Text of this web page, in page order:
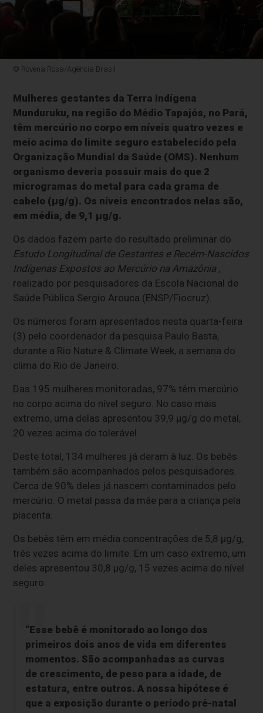
© Rovena Rosa/Agência Brasil
Mulheres gestantes da Terra Indígena
Munduruku, na região do Médio Tapajós, no Pará,
têm mercúrio no corpo em níveis quatro vezes e
meio acima do limite seguro estabelecido pela
Organização Mundial da Saúde (OMS). Nenhum
organismo deveria possuir mais do que 2
microgramas do metal para cada grama de
cabelo (µg/g). Os níveis encontrados nelas são,
em média, de 9,1 µg/g.
Os dados fazem parte do resultado preliminar do
Estudo Longitudinal de Gestantes e Recém-Nascidos
Indígenas Expostos ao Mercúrio na Amazônia ,
realizado por pesquisadores da Escola Nacional de
Saúde Pública Sergio Arouca (ENSP/Fiocruz).
Os números foram apresentados nesta quarta-feira
(3) pelo coordenador da pesquisa Paulo Basta,
durante a Rio Nature & Climate Week, a semana do
clima do Rio de Janeiro.
Das 195 mulheres monitoradas, 97% têm mercúrio
no corpo acima do nível seguro. No caso mais
extremo, uma delas apresentou 39,9 µg/g do metal,
20 vezes acima do tolerável.
Deste total, 134 mulheres já deram à luz. Os bebês
também são acompanhados pelos pesquisadores.
Cerca de 90% deles já nascem contaminados pelo
mercúrio. O metal passa da mãe para a criança pela
placenta.
Os bebês têm em média concentrações de 5,8 µg/g,
três vezes acima do limite. Em um caso extremo, um
deles apresentou 30,8 µg/g, 15 vezes acima do nível
seguro.
“Esse bebê é monitorado ao longo dos
primeiros dois anos de vida em diferentes
momentos. São acompanhadas as curvas
de crescimento, de peso para a idade, de
estatura, entre outros. A nossa hipótese é
que a exposição durante o período pré-natal